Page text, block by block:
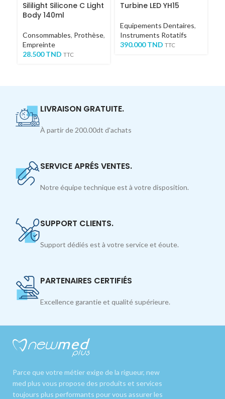
Sililight Silicone C Light
Body 140ml
Consommables, Prothèse,
Empreinte
28.500TND TTC
Turbine LED YH15
Equipements Dentaires,
Instruments Rotatifs
390.000TND TTC
LIVRAISON GRATUITE.
À partir de 200.00dt d'achats
SERVICE APRÉS VENTES.
Notre équipe technique est à votre disposition.
SUPPORT CLIENTS.
Support dédiés est à votre service et éoute.
PARTENAIRES CERTIFIÉS
Excellence garantie et qualité supérieure.
Parce que votre métier exige de la rigueur, new
med plus vous propose des produits et services
toujours plus performants pour vous assurer les